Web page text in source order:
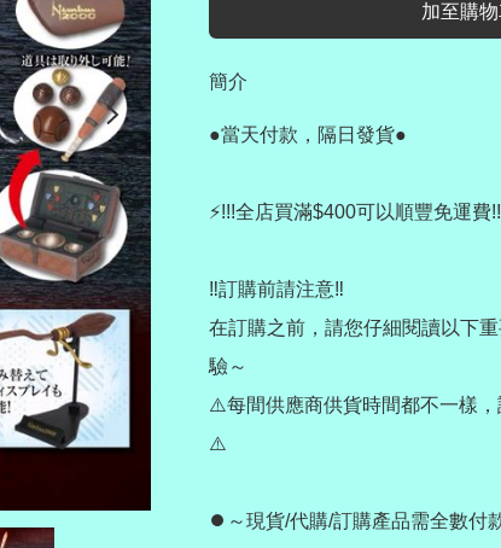
加至購
簡介
●當天付款，隔日發貨●
⚡️!!!全店買滿$400可以順豐免運費
‼️訂購前請注意‼️
在訂購之前，請您仔細閱讀以下
驗～
⚠️每間供應商供貨時間都不一樣
⚠️
⏺️～現貨/代購/訂購產品需全數付